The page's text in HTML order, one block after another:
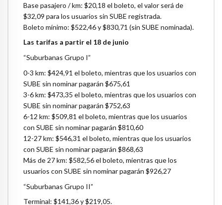
Base pasajero / km: $20,18 el boleto, el valor será de
$32,09 para los usuarios sin SUBE registrada.
Boleto mínimo: $522,46 y $830,71 (sin SUBE nominada).
Las tarifas a partir el 18 de junio
“Suburbanas Grupo I”
0-3 km: $424,91 el boleto, mientras que los usuarios con
SUBE sin nominar pagarán $675,61
3-6 km: $473,35 el boleto, mientras que los usuarios con
SUBE sin nominar pagarán $752,63
6-12 km: $509,81 el boleto, mientras que los usuarios
con SUBE sin nominar pagarán $810,60
12-27 km: $546,31 el boleto, mientras que los usuarios
con SUBE sin nominar pagarán $868,63
Más de 27 km: $582,56 el boleto, mientras que los
usuarios con SUBE sin nominar pagarán $926,27
“Suburbanas Grupo II”
Terminal: $141,36 y $219,05.